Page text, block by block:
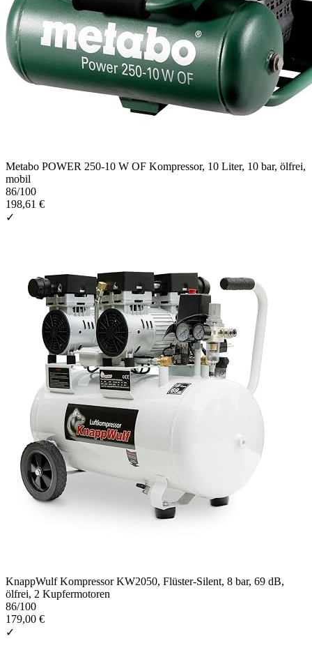
Metabo POWER 250-10 W OF Kompressor, 10 Liter, 10 bar, ölfrei,
mobil
86/100
198,61 €
✓
KnappWulf Kompressor KW2050, Flüster-Silent, 8 bar, 69 dB,
ölfrei, 2 Kupfermotoren
86/100
179,00 €
✓